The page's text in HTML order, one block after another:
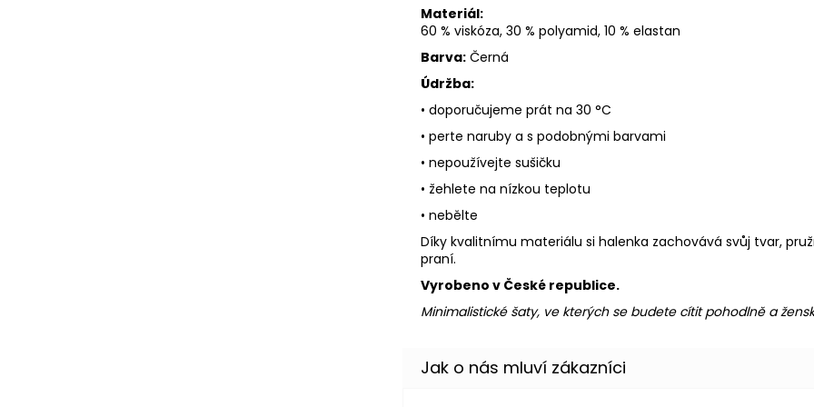
Materiál:
60 % viskóza, 30 % polyamid, 10 % elastan
Barva: Černá
Údržba:
• doporučujeme prát na 30 °C
• perte naruby a s podobnými barvami
• nepoužívejte sušičku
• žehlete na nízkou teplotu
• nebělte
Díky kvalitnímu materiálu si halenka zachovává svůj tvar,
praní.
Vyrobeno v České republice.
Minimalistické šaty, ve kterých se budete cítit pohodlně a